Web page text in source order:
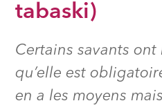
tabaski)
Certains savants ont
qu’elle est
en a les moyens